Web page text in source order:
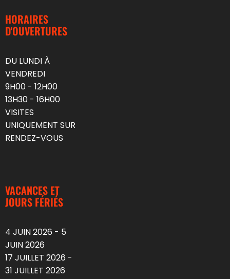
HORAIRES
D'OUVERTURES
DU LUNDI À
VENDREDI
9H00 - 12H00
13H30 - 16H00
VISITES
UNIQUEMENT SUR
RENDEZ-VOUS
VACANCES ET
JOURS FÉRIÉS
4 JUIN 2026 - 5
JUIN 2026
17 JUILLET 2026 -
31 JUILLET 2026